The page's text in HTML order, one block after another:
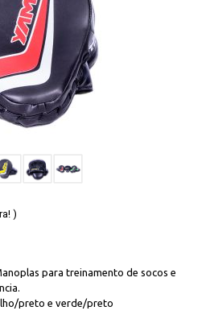
)
para treinamento de socos e
preto e verde/preto